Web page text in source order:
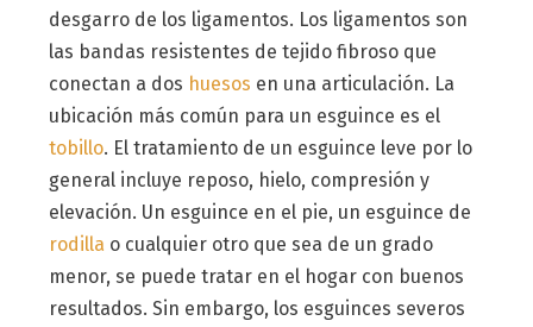
desgarro de los ligamentos. Los ligamentos son
las bandas resistentes de tejido fibroso que
conectan a dos huesos en una articulación. La
ubicación más común para un esguince es el
tobillo. El tratamiento de un esguince leve por lo
general incluye reposo, hielo, compresión y
elevación. Un esguince en el pie, un esguince de
rodilla o cualquier otro que sea de un grado
menor, se puede tratar en el hogar con buenos
resultados. Sin embargo, los esguinces severos